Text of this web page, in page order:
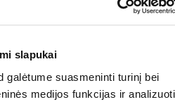
slapukai
galėtume suasmeninti turinį bei
medijos funkcijas ir analizuoti
taisyklės?
FERA.LT klientai, kurie jį
yra visų įvertinimų vidurkis.